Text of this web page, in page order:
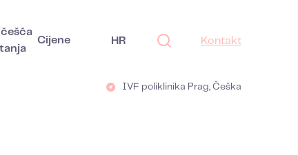
Cijene HR Kontakt
IVF poliklinika Prag, Češka